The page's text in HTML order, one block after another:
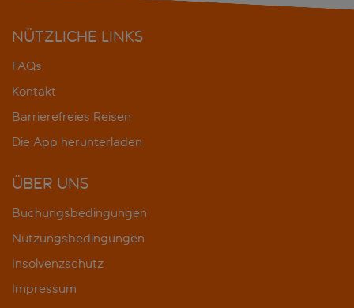
NÜTZLICHE LINKS
FAQs
Kontakt
Barrierefreies Reisen
Die App herunterladen
ÜBER UNS
Buchungsbedingungen
Nutzungsbedingungen
Insolvenzschutz
Impressum